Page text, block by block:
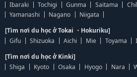
Ibaraki
Tochigi Gunma Saitama
Yamanashi
Nagano
Niigata
[Tìm nơi du học ở Tokai ・Hokuriku]
Gifu
Shizuoka Aichi Mie Toyama
[Tìm nơi du học ở Kinki]
Shiga
Kyoto Osaka Hyogo Nara